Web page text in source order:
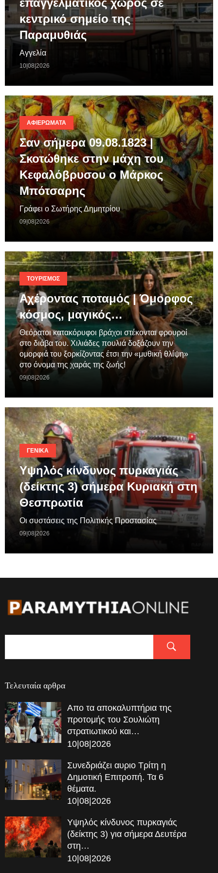
επαγγελματικός χώρος σε
κεντρικό σημείο της
Παραμυθιάς
Αγγελία
10|08|2026
ΑΦΙΕΡΏΜΑΤΑ
Σαν σήμερα 09.08.1823 |
Σκοτώθηκε στην μάχη του
Κεφαλόβρυσου ο Μάρκος
Μπότσαρης
Γράφει ο Σωτήρης Δημητρίου
09|08|2026
ΤΟΥΡΙΣΜΌΣ
Αχέροντας ποταμός | Όμορφος
κόσμος, μαγικός…
Θεόρατοι κατακόρυφοι βράχοι στέκονται φρουροί
στο διάβα του. Χιλιάδες πουλιά δοξάζουν την
ομορφιά του ξορκίζοντας έτσι την «μυθική θλίψη»
στο όνομα της χαράς της ζωής!
09|08|2026
ΓΕΝΙΚΆ
Υψηλός κίνδυνος πυρκαγιάς
(δείκτης 3) σήμερα Κυριακή στη
Θεσπρωτία
Οι συστάσεις της Πολιτικής Προστασίας
09|08|2026
Τελευταία αρθρα
Απο τα αποκαλυπτήρια της
προτομής του Σουλιώτη
στρατιωτικού και…
10|08|2026
Συνεδριάζει αυριο Τρίτη η
Δημοτική Επιτροπή. Τα 6
θέματα.
10|08|2026
Υψηλός κίνδυνος πυρκαγιάς
(δείκτης 3) για σήμερα Δευτέρα
στη…
10|08|2026